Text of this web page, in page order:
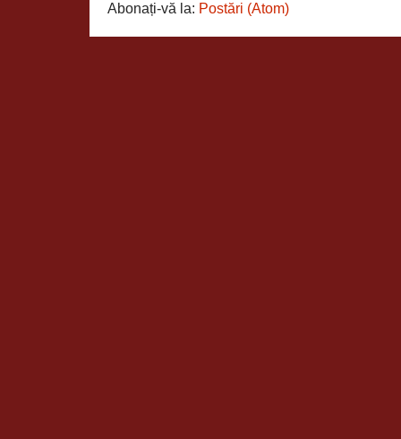
Abonați-vă la: Postări (Atom)